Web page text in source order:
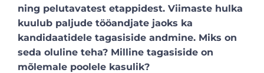
ning pelutavatest etappidest. Viimaste hulka
kuulub paljude tööandjate jaoks ka
kandidaatidele tagasiside andmine. Miks on
seda oluline teha? Milline tagasiside on
mõlemale poolele kasulik?